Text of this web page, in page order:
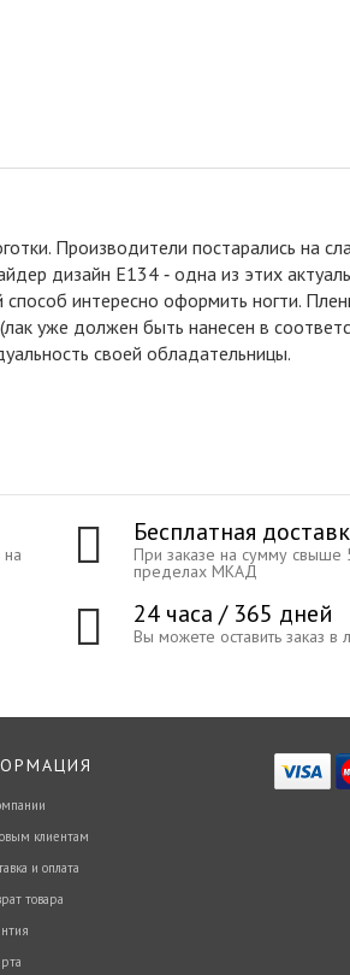
. Производители постарались на
дизайн E134 ‑ одна из этих
интересно оформить ногти.
уже должен быть нанесен в
своей обладательницы.
Бесплатная
При заказе на сумму свыше
пределах МКАД
24 часа / 365 дней
Вы можете оставить заказ
клиентам
и оплата
товара